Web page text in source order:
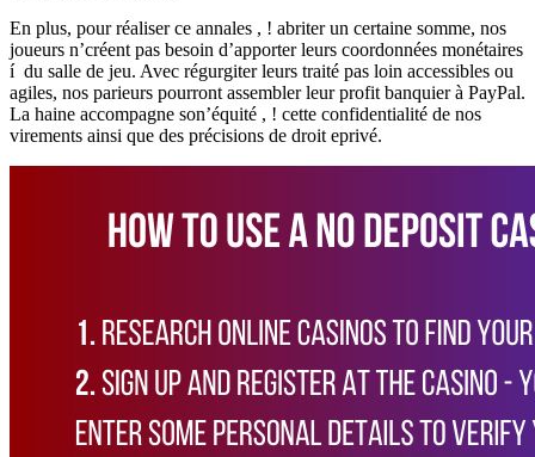
En plus, pour réaliser ce annales , ! abriter un certaine somme, nos
joueurs n’créent pas besoin d’apporter leurs coordonnées monétaires
í du salle de jeu. Avec régurgiter leurs traité pas loin accessibles ou
agiles, nos parieurs pourront assembler leur profit banquier à PayPal.
La haine accompagne son’équité , ! cette confidentialité de nos
virements ainsi que des précisions de droit eprivé.